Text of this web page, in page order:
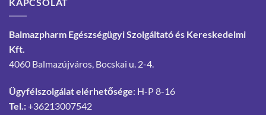
Balmazpharm Egészségügyi Szolgáltató és Kereskedelmi
Kft.
4060 Balmazújváros, Bocskai u. 2-4.
Ügyfélszolgálat elérhetősége: H-P 8-16
Tel.:+36213007542